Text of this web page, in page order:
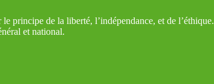
principe de la liberté, l’indépendance, et de l’éthique.
et national.